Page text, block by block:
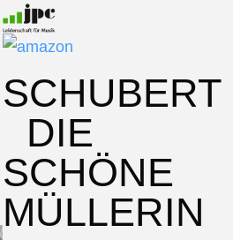
SCHUBERT
DIE
SCHÖNE
MÜLLERIN